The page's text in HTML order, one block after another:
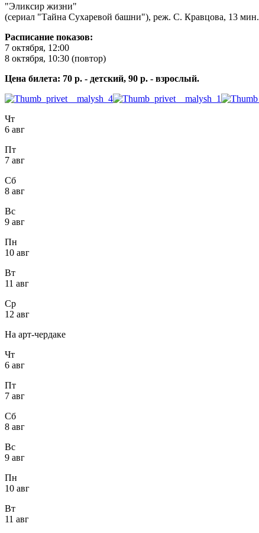
"Эликсир жизни"
(сериал "Тайна Сухаревой башни"), реж. С. Кравцова, 13 мин.
Расписание показов:
7 октября, 12:00
8 октября, 10:30 (повтор)
Цена билета: 70 р. - детский, 90 р. - взрослый.
Чт
6 авг
Пт
7 авг
Сб
8 авг
Вс
9 авг
Пн
10 авг
Вт
11 авг
Ср
12 авг
На арт-чердаке
Чт
6 авг
Пт
7 авг
Сб
8 авг
Вс
9 авг
Пн
10 авг
Вт
11 авг